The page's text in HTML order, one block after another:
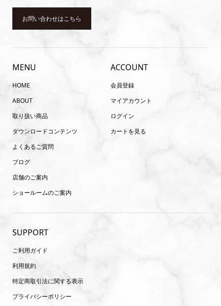
お問い合わせはこちら
MENU
HOME
ABOUT
取り扱い商品
ダウンロードコンテンツ
よくあるご質問
ブログ
店舗のご案内
ショールームのご案内
ACCOUNT
会員登録
マイアカウント
ログイン
カートを見る
SUPPORT
ご利用ガイド
利用規約
特定商取引法に関する表示
プライバシーポリシー